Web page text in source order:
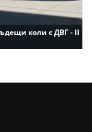
коли с ДВГ - II